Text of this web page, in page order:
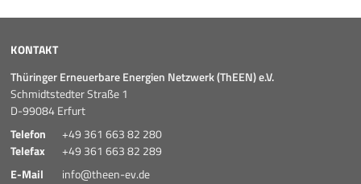
KONTAKT
Thüringer Erneuerbare Energien Netzwerk (ThEEN) e.V.
Schmidtstedter Straße 1
D-99084 Erfurt
Telefon
+49 361 663 82 280
Telefax
+49 361 663 82 289
E-Mail
info@theen-ev.de